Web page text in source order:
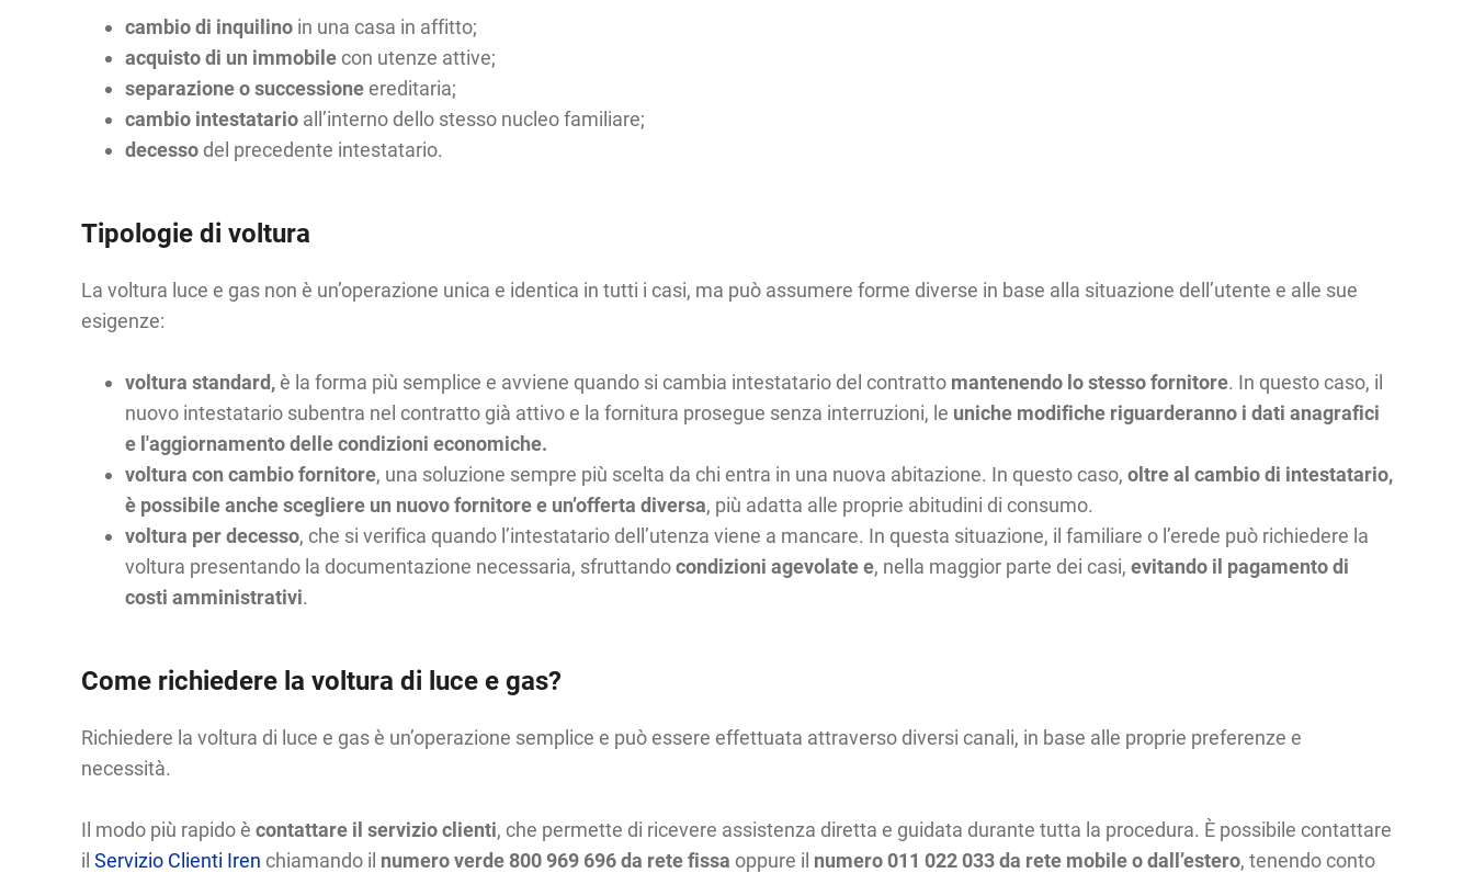
cambio di inquilinoin una casa in affitto;
acquisto di un immobilecon utenze attive;
separazione o successioneereditaria;
cambio intestatario all’interno dello stesso nucleo familiare;
decesso del precedente intestatario.
Tipologie di voltura
La voltura luce e gas non è un’operazione unica e identica in tutti i casi, ma può assumere forme diverse in base alla situazione dell’utente e alle sue
esigenze:
voltura standard,è la forma più semplice e avviene quando si cambia intestatario del contratto mantenendo lo stesso fornitore. In questo caso, il
nuovo intestatario subentra nel contratto già attivo e la fornitura prosegue senza interruzioni, le uniche modifiche riguarderanno i dati anagrafici
e l'aggiornamento delle condizioni economiche.
voltura con cambio fornitore, una soluzione sempre più scelta da chi entra in una nuova abitazione. In questo caso, oltre al cambio di intestatario,
è possibile anche scegliere un nuovo fornitore e un’offerta diversa, più adatta alle proprie abitudini di consumo.
voltura per decesso, che si verifica quando l’intestatario dell’utenza viene a mancare. In questa situazione, il familiare o l’erede può richiedere la
voltura presentando la documentazione necessaria, sfruttandocondizioni agevolate e, nella maggior parte dei casi, evitando il pagamento di
costi amministrativi.
Come richiedere la voltura di luce e gas?
Richiedere la voltura di luce e gas è un’operazione semplice e può essere effettuata attraverso diversi canali, in base alle proprie preferenze e
necessità.
Il modo più rapido è contattare il servizio clienti, che permette di ricevere assistenza diretta e guidata durante tutta la procedura. È possibile contattare
il Servizio Clienti Iren chiamando il numero verde 800 969 696 da rete fissa oppure il numero 011 022 033 da rete mobile o dall’estero, tenendo conto